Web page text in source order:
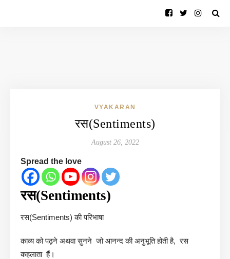
VYAKARAN
रस(Sentiments)
August 26, 2022
Spread the love
रस(Sentiments)
रस(Sentiments) की परिभाषा
काव्य को पढ़ने अथवा सुनने जो आनन्द की अनुभूति होती है, रस
कहलाता हैं।